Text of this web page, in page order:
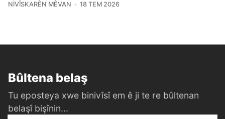
NIVÎSKARÊN MÊVAN 18 TEM 2026
Bûltena belaş
Tu eposteya xwe binivîsî em ê ji te re bûltenan
belaşî bişînin...